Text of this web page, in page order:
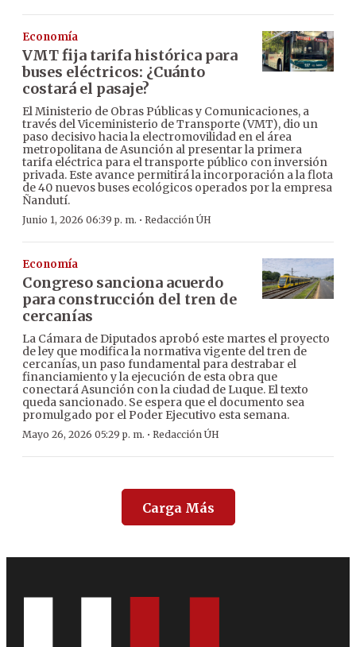
Economía
VMT fija tarifa histórica para
buses eléctricos: ¿Cuánto
costará el pasaje?
El Ministerio de Obras Públicas y Comunicaciones, a
través del Viceministerio de Transporte (VMT), dio un
paso decisivo hacia la electromovilidad en el área
metropolitana de Asunción al presentar la primera
tarifa eléctrica para el transporte público con inversión
privada. Este avance permitirá la incorporación a la flota
de 40 nuevos buses ecológicos operados por la empresa
Ñandutí.
Junio 1, 2026 06:39 p. m. · Redacción ÚH
Economía
Congreso sanciona acuerdo
para construcción del tren de
cercanías
La Cámara de Diputados aprobó este martes el proyecto
de ley que modifica la normativa vigente del tren de
cercanías, un paso fundamental para destrabar el
financiamiento y la ejecución de esta obra que
conectará Asunción con la ciudad de Luque. El texto
queda sancionado. Se espera que el documento sea
promulgado por el Poder Ejecutivo esta semana.
Mayo 26, 2026 05:29 p. m. · Redacción ÚH
Carga Más